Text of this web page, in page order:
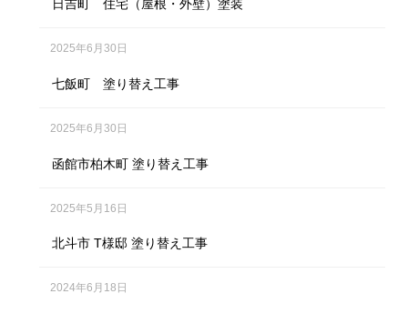
日吉町 住宅（屋根・外壁）塗装
2025年6月30日
七飯町 塗り替え工事
2025年6月30日
函館市柏木町 塗り替え工事
2025年5月16日
北斗市 T様邸 塗り替え工事
2024年6月18日